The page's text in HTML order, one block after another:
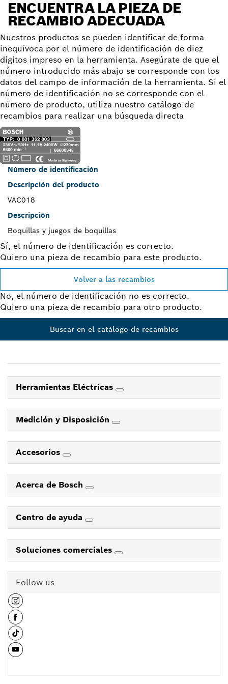
ENCUENTRA LA PIEZA DE
RECAMBIO ADECUADA
Nuestros productos se pueden identificar de forma
inequívoca por el número de identificación de diez
dígitos impreso en la herramienta. Asegúrate de que el
número introducido más abajo se corresponde con los
datos del campo de información de la herramienta. Si el
número de identificación no se corresponde con el
número de producto, utiliza nuestro catálogo de
recambios para realizar una búsqueda directa
Número de identificación
Descripción del producto
VAC018
Descripción
Boquillas y juegos de boquillas
Sí, el número de identificación es correcto.
Quiero una pieza de recambio para este producto.
Volver a las recambios
No, el número de identificación no es correcto.
Quiero una pieza de recambio para otro producto.
Buscar en el catálogo de recambios
Herramientas Eléctricas
Medición y Disposición
Accesorios
Acerca de Bosch
Centro de ayuda
Soluciones comerciales
Follow us